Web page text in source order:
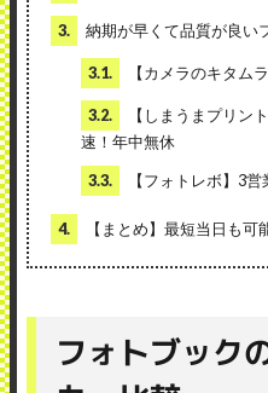
3. 納期が早くて品質が良い
3.1. 【カメラのキタム
3.2.
【しまうまプリン
速！年中無休
3.3.
【フォトレボ】3
4. 【まとめ】最短当日も可
フォトブックの発送が早いメー